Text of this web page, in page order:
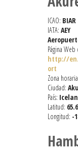
ICAO: BIAR
IATA: AEY
Página
http://
ort
Zona
Ciudad:
País:
Latitud:
Longitud: -